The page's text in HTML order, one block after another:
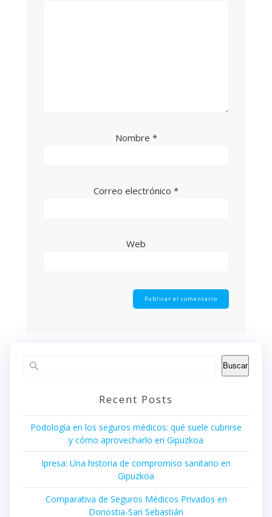
Nombre *
Correo electrónico *
Web
Buscar
Recent Posts
Podología en los seguros médicos: qué suele cubrirse
y cómo aprovecharlo en Gipuzkoa
Ipresa: Una historia de compromiso sanitario en
Gipuzkoa
Comparativa de Seguros Médicos Privados en
Donostia-San Sebastián